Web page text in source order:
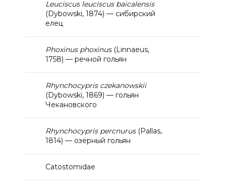
Leuciscus leuciscus baicalensis
(Dybowski, 1874) — сибирский
елец
Phoxinus phoxinus(Linnaeus,
1758) — речной гольян
Rhynchocypris czekanowskii
(Dybowski, 1869) — гольян
Чекановского
Rhynchocypris percnurus(Pallas,
1814) — озёрный гольян
Catostomidae